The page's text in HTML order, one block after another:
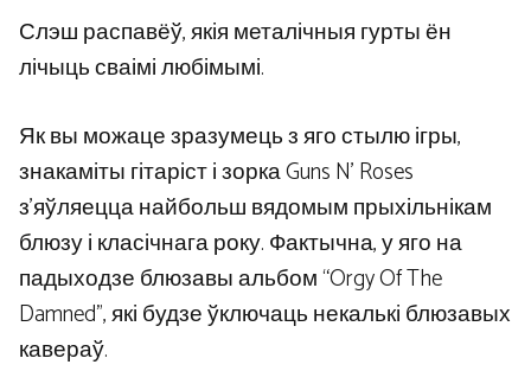
Слэш распавёў, якія металічныя гурты ён
лічыць сваімі любімымі.
Як вы можаце зразумець з яго стылю ігры,
знакаміты гітаріст і зорка Guns N' Roses
з'яўляецца найбольш вядомым прыхільнікам
блюзу і класічнага року. Фактычна, у яго на
падыходзе блюзавы альбом “Orgy Of The
Damned”, які будзе ўключаць некалькі блюзавых
кавераў.